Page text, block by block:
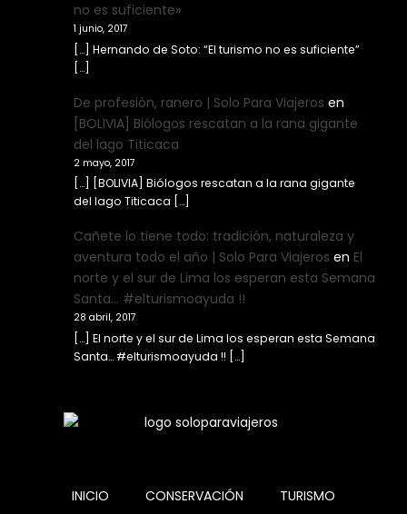
no es suficiente»
1 junio, 2017
[…] Hernando de Soto: “El turismo no es suficiente”
[…]
De profesión, ranero | Solo Para Viajeros en
[BOLIVIA] Biólogos rescatan a la rana gigante
del lago Titicaca
2 mayo, 2017
[…] [BOLIVIA] Biólogos rescatan a la rana gigante
del lago Titicaca […]
Cañete lo tiene todo: tradición, naturaleza y
aventura todo el año | Solo Para Viajeros en El
norte y el sur de Lima los esperan esta Semana
Santa… #elturismoayuda !!
28 abril, 2017
[…] El norte y el sur de Lima los esperan esta Semana
Santa… #elturismoayuda !! […]
INICIO CONSERVACIÓN TURISMO